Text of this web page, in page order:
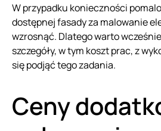
W przypadku konieczności
dostępnej fasady za malowanie
wzrosnąć. Dlatego warto
szczegóły, w tym koszt prac, z
się podjąć tego zadania.
Ceny